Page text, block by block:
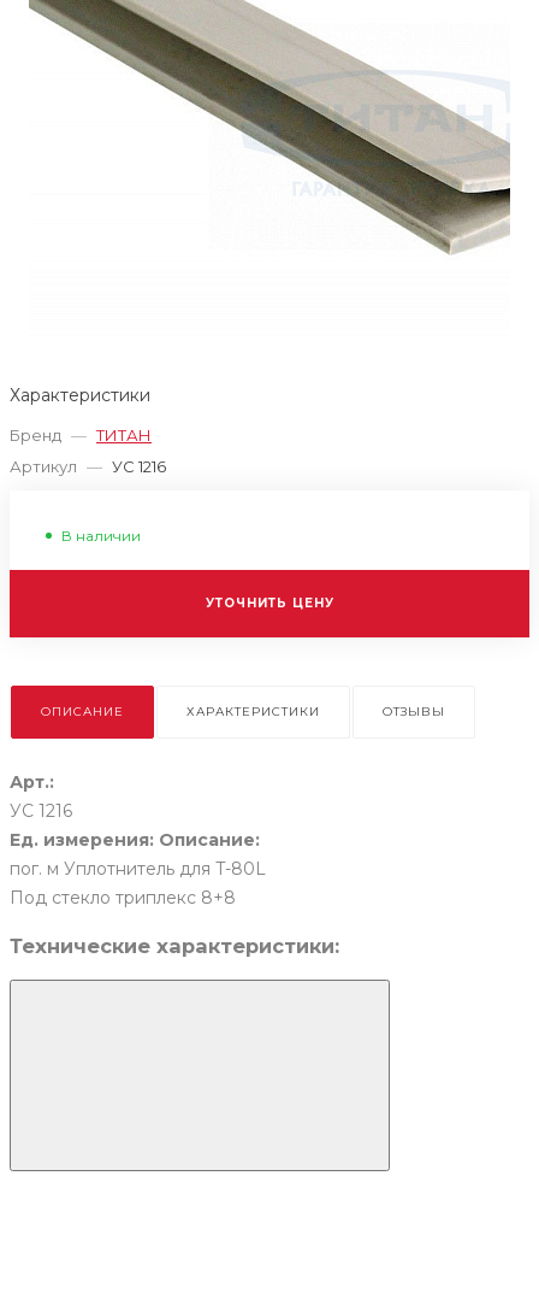
Характеристики
Бренд — ТИТАН
Артикул — УС 1216
В наличии
УТОЧНИТЬ ЦЕНУ
ОПИСАНИЕ ХАРАКТЕРИСТИКИ ОТЗЫВЫ
Арт.:
УС 1216
Ед. измерения: Описание:
пог. м Уплотнитель для T-80L
Под стекло триплекс 8+8
Технические характеристики: